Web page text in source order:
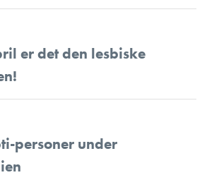
er det den lesbiske
personer under